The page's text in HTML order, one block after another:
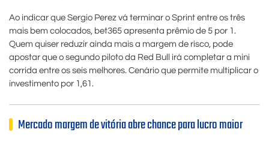
Ao indicar que Sergio Perez vá terminar o Sprint entre os três
mais bem colocados, bet365 apresenta prêmio de 5 por 1.
Quem quiser reduzir ainda mais a margem de risco, pode
apostar que o segundo piloto da Red Bull irá completar a mini
corrida entre os seis melhores. Cenário que permite multiplicar o
investimento por 1,61.
Mercado margem de vitória abre chance para lucro maior